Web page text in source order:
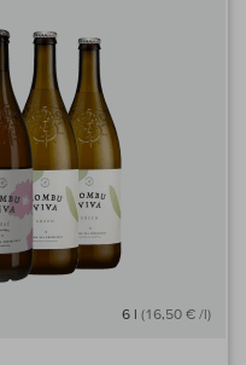
6 l (16,50 € /l)